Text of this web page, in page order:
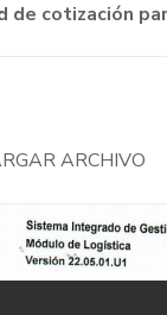
de cotización
ARCHIVO